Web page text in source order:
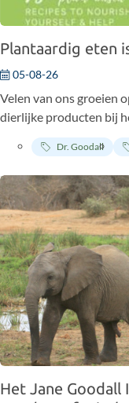
Plantaardig eten
05-08-26
Velen van ons groeien
dierlijke producten bij
kijken naar hoe dit
een werkelijkheid die
reclames. Achter de
dat voor dieren pijn
inhumaan is.
Dr. Goodall
Het Jane